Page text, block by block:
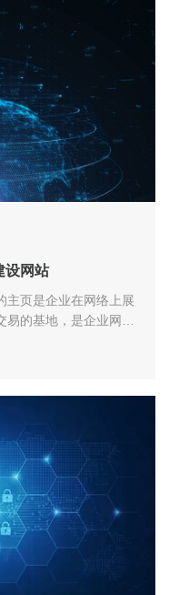
设网站
主页是企业在网络上展
的基地，是企业网上
地域、不分国别的大